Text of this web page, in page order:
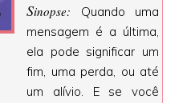
Sinopse:
Quando uma
mensagem é a última,
ela pode significar um
fim, uma perda, ou até
um alívio. E se você